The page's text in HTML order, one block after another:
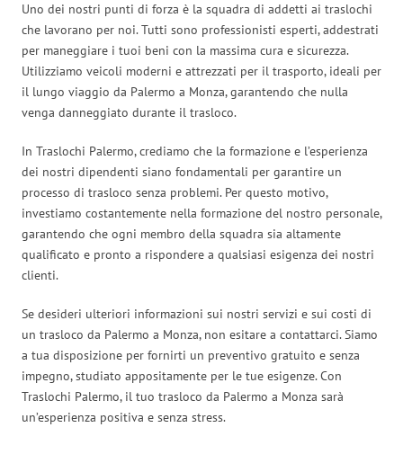
Uno dei nostri punti di forza è la squadra di addetti ai traslochi
che lavorano per noi. Tutti sono professionisti esperti, addestrati
per maneggiare i tuoi beni con la massima cura e sicurezza.
Utilizziamo veicoli moderni e attrezzati per il trasporto, ideali per
il lungo viaggio da Palermo a Monza, garantendo che nulla
venga danneggiato durante il trasloco.
In Traslochi Palermo, crediamo che la formazione e l’esperienza
dei nostri dipendenti siano fondamentali per garantire un
processo di trasloco senza problemi. Per questo motivo,
investiamo costantemente nella formazione del nostro personale,
garantendo che ogni membro della squadra sia altamente
qualificato e pronto a rispondere a qualsiasi esigenza dei nostri
clienti.
Se desideri ulteriori informazioni sui nostri servizi e sui costi di
un trasloco da Palermo a Monza, non esitare a contattarci. Siamo
a tua disposizione per fornirti un preventivo gratuito e senza
impegno, studiato appositamente per le tue esigenze. Con
Traslochi Palermo, il tuo trasloco da Palermo a Monza sarà
un’esperienza positiva e senza stress.